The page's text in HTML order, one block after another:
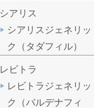
シアリス
シアリスジェネリッ
ク（タダフィル）
レビトラ
レビトラジェネリッ
ク（バルデナフィ